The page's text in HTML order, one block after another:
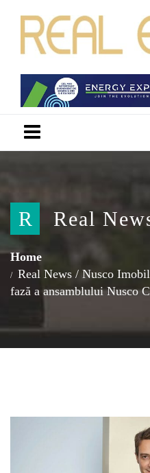
R Real
Home
Real News / Nusco
fază a ansamblului Nusco